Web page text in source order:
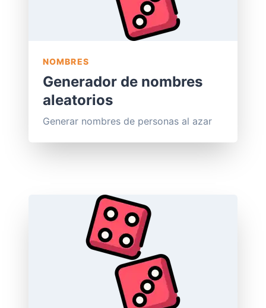
NOMBRES
Generador de nombres
aleatorios
Generar nombres de personas al azar